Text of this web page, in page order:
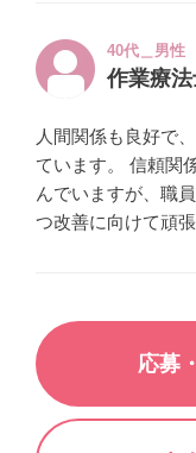
40代＿男性
作業療
人間関係も良好で
ています。 信頼関
んでいますが、職
つ改善に向けて頑張
応募